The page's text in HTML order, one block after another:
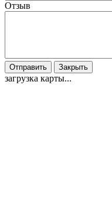
Отзыв
Отправить Закрыть
загрузка карты...